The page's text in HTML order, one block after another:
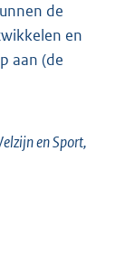
de
en
aan (de
en Sport,